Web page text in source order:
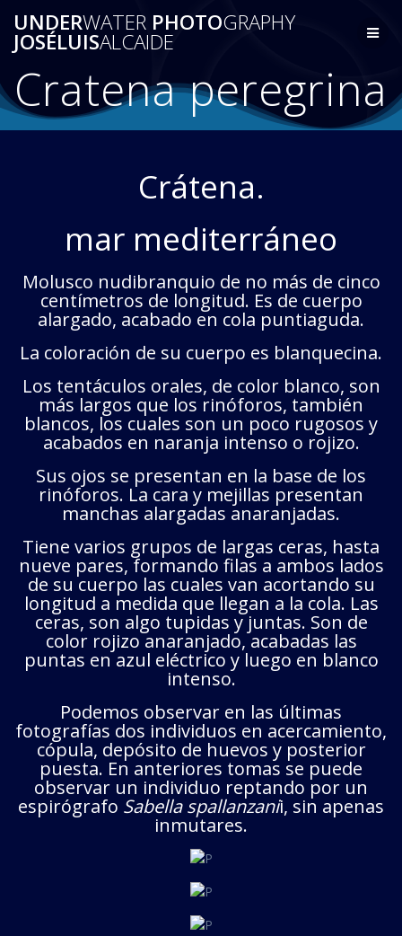
al
UNDERWATER PHOTOGRAPHY
JOSÉLUISALCAIDE
Cratena peregrina
Crátena.
mar mediterráneo
Molusco nudibranquio de no más de cinco
centímetros de longitud. Es de cuerpo
alargado, acabado en cola puntiaguda.
La coloración de su cuerpo es blanquecina.
Los tentáculos orales, de color blanco, son
más largos que los rinóforos, también
blancos, los cuales son un poco rugosos y
acabados en naranja intenso o rojizo.
Sus ojos se presentan en la base de los
rinóforos. La cara y mejillas presentan
manchas alargadas anaranjadas.
Tiene varios grupos de largas ceras, hasta
nueve pares, formando filas a ambos lados
de su cuerpo las cuales van acortando su
longitud a medida que llegan a la cola. Las
ceras, son algo tupidas y juntas. Son de
color rojizo anaranjado, acabadas las
puntas en azul eléctrico y luego en blanco
intenso.
Podemos observar en las últimas
fotografías dos individuos en acercamiento,
cópula, depósito de huevos y posterior
puesta. En anteriores tomas se puede
observar un individuo reptando por un
espirógrafo Sabella spallanzanii, sin apenas
inmutares.